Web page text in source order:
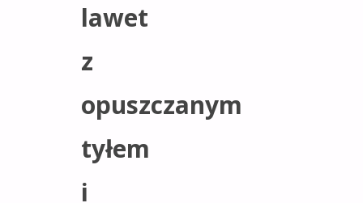
lawet
z
opuszczanym
tyłem
i